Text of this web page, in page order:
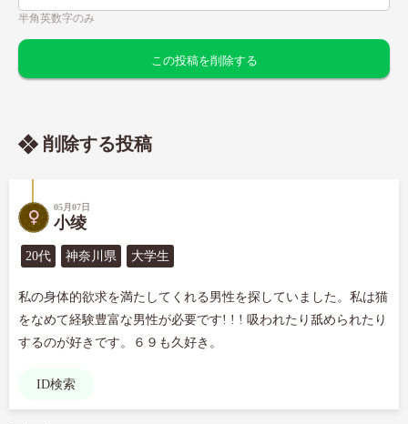
半角英数字のみ
削除する投稿
05月07日
小绫
20代 神奈川県 大学生
私の身体的欲求を満たしてくれる男性を探していました。私は猫
をなめて経験豊富な男性が必要です! ! ! 吸われたり舐められたり
するのが好きです。６９も久好き。
ID検索